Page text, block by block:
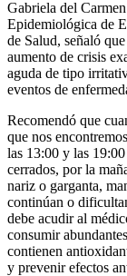
Gabriela del
Epidemiológica de
de Salud, señaló
aumento de crisis
aguda de tipo
eventos de
Recomendó que
que nos
las 13:00 y las
cerrados, por la
nariz o garganta,
continúan o
debe acudir al
consumir
contienen
y prevenir efectos